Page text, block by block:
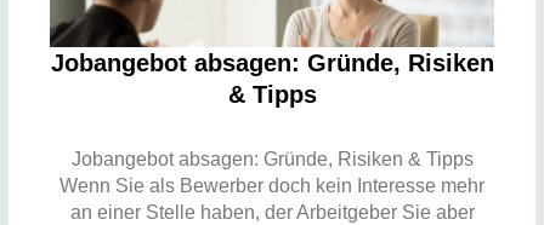
Jobangebot absagen: Gründe, Risiken
& Tipps
Jobangebot absagen: Gründe, Risiken & Tipps
Wenn Sie als Bewerber doch kein Interesse mehr
an einer Stelle haben, der Arbeitgeber Sie aber